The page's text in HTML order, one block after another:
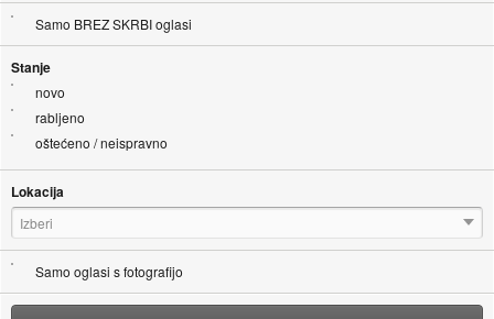
Samo BREZ SKRBI oglasi
Stanje
novo
rabljeno
oštećeno / neispravno
Lokacija
Izberi
Samo oglasi s fotografijo